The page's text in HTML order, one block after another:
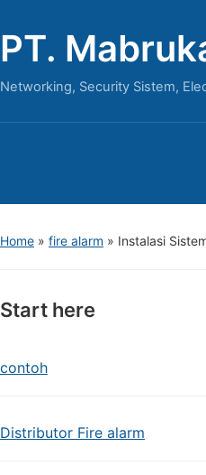
PT.
Networking, Security Sistem,
Home » fire alarm » Instalasi
Start here
contoh
Distributor Fire alarm